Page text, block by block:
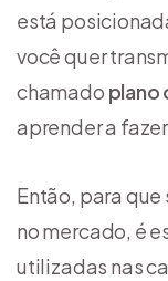
está
você quer
chamado plano
aprender a
Então, para
no mercado, é
utilizadas nas